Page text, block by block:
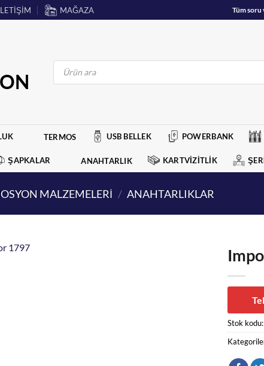
MAĞAZA Tüm
Products
search
TERMOS USB BELLEK POWERBANK
ŞAPKALAR ANAHTARLIK KARTVİZİTLİK
MALZEMELERİ / ANAHTARLIKLAR
Stok kodu: